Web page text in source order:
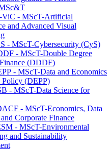
- MScT-Artificial
and Advanced Visual
- MScT-Cybersecurity (CyS)
- MScT-Double Degree
(DDDF)
- MScT-Data and Economics
(DEPP)
- MScT-Data Science for
- MScT-Economics, Data
Corporate Finance
- MScT-Environmental
and Sustainability